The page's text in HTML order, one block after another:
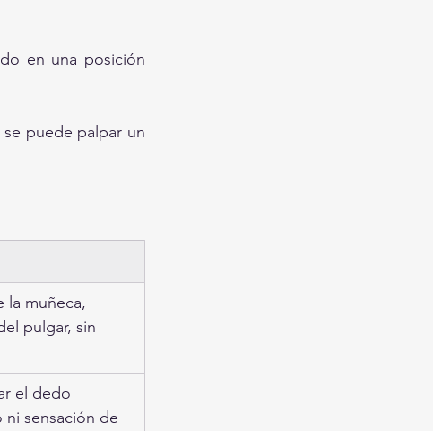
en una posición
puede palpar un
la muñeca,
pulgar, sin
el dedo
sensación de